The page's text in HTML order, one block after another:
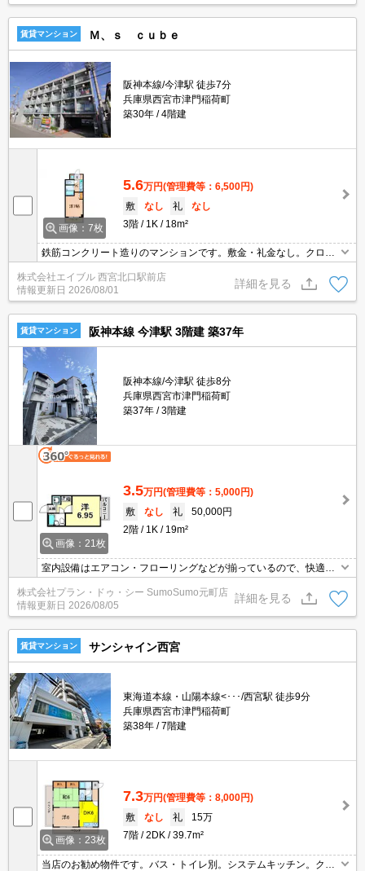
賃貸マンション Ｍ、ｓ ｃｕｂｅ
阪神本線/今津駅 徒歩7分
兵庫県西宮市津門稲荷町
築30年
4階建
画像：7枚
5.6万円(管理費等：6,500円)
敷
なし 礼
なし
3階
1K 18m²
鉄筋コンクリート造りのマンションです。敷金・礼金なし。クロー
ゼットが大きく、たっぷり収納がうれしいね。オートロックではじ
めての一人暮らしも安心でしょ。防犯カメラ付きマンション。
株式会社エイブル 西宮北口駅前店
情報更新日 2026/08/01
詳細を見る
賃貸マンション 阪神本線 今津駅 3階建 築37年
阪神本線/今津駅 徒歩8分
兵庫県西宮市津門稲荷町
築37年
3階建
画像：21枚
3.5万円(管理費等：5,000円)
敷
なし 礼
50,000円
2階
1K 19m²
室内設備はエアコン・フローリングなどが揃っているので、快適に
過ごしやすいお部屋になります。セキュリティ面は、オートロッ
ク・TVインターホンなど充実しているので、防犯対策もばっちりで
す。一口コンロが付いているマンションです。マンションタイプの
お部屋です。閑静な住宅地にあるマンションです。
株式会社プラン・ドゥ・シー SumoSumo元町店
情報更新日 2026/08/05
詳細を見る
賃貸マンション サンシャイン西宮
東海道本線・山陽本線<･･･/西宮駅 徒歩9分
兵庫県西宮市津門稲荷町
築38年
7階建
画像：23枚
7.3万円(管理費等：8,000円)
敷
なし 礼
15万
7階
2DK 39.7m²
当店のお勧め物件です。バス・トイレ別。システムキッチン。クロ